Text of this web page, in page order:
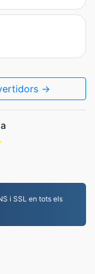
→
i SSL en tots els